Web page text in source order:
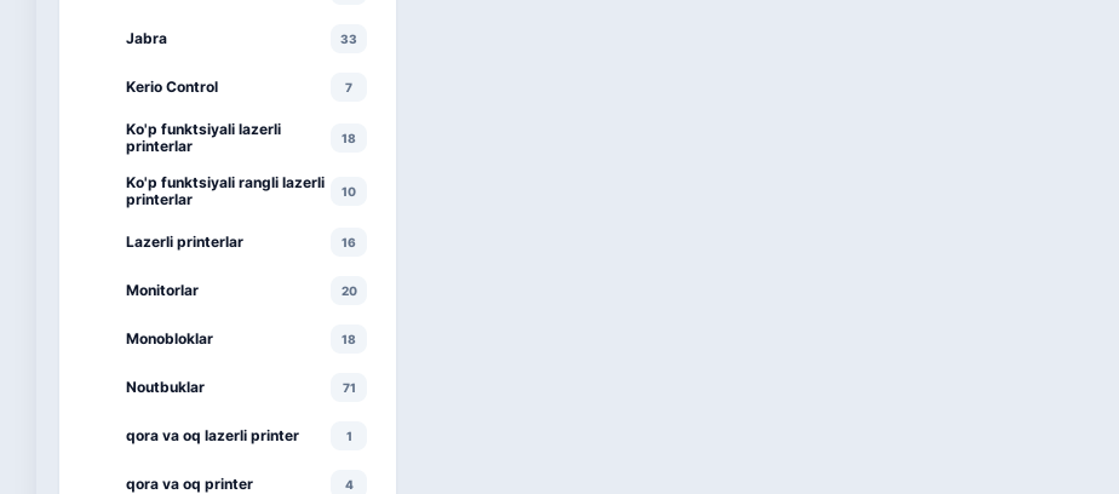
Jabra 33
Kerio Control 7
Ko'p funktsiyali lazerli
printerlar
18
Ko'p funktsiyali rangli lazerli
printerlar
10
Lazerli printerlar 16
Monitorlar 20
Monobloklar 18
Noutbuklar 71
qora va oq lazerli printer 1
qora va oq printer 4